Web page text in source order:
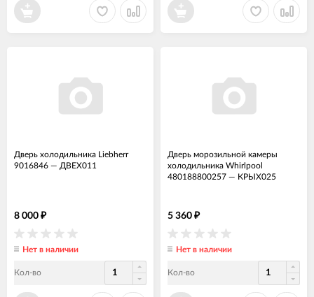
Дверь холодильника Liebherr
9016846 — ДВЕХ011
8 000 ₽
Нет в наличии
Кол-во
Дверь морозильной камеры
холодильника Whirlpool
480188800257 — КРЫХ025
5 360 ₽
Нет в наличии
Кол-во